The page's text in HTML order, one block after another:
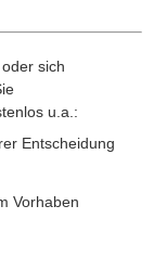
sich
u.a.:
Entscheidung
Vorhaben